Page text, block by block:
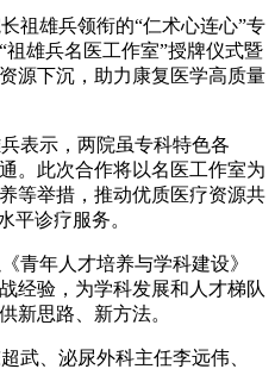
祖雄兵领衔的“仁术心连心”专
“祖雄兵名医工作室”授牌仪式暨
源下沉，助力康复医学高质量
表示，两院虽专科特色各
。此次合作将以名医工作室为
等举措，推动优质医疗资源共
平诊疗服务。
青年人才培养与学科建设》
经验，为学科发展和人才梯队
新思路、新方法。
武、泌尿外科主任李远伟、